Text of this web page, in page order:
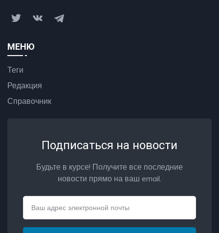
МЕНЮ
Теги
Редакция
Справочник
Подписаться на новости
Будьте в курсе! Получите все последние
новости прямо на ваш email.